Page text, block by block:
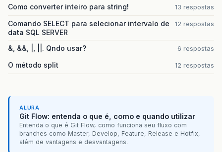
Como converter inteiro para string! 13 respostas
Comando SELECT para selecionar intervalo de
data SQL SERVER
12 respostas
&, &&, |, ||. Qndo usar? 6 respostas
O método split 12 respostas
ALURA
Git Flow: entenda o que é, como e quando utilizar
Entenda o que é Git Flow, como funciona seu fluxo com
branches como Master, Develop, Feature, Release e Hotfix,
além de vantagens e desvantagens.